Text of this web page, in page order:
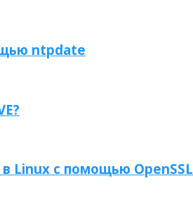
ntpdate
Linux с помощью OpenSSL